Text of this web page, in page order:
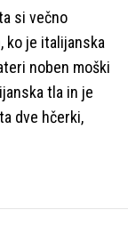
si večno
ko je italijanska
noben moški
tla in je
dve hčerki,